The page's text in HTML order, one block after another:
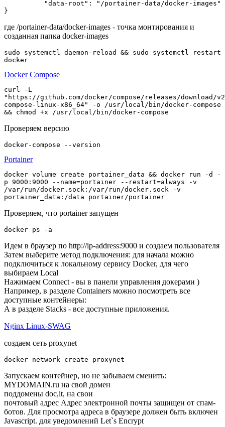
где /portainer-data/docker-images - точка монтирования и
созданная папка docker-images
sudo systemctl daemon-reload && sudo systemctl restart
Docker Compose
curl -L
"https://github.com/docker/compose/releases/download/
compose-linux-x86_64" -o /usr/local/bin/docker-compose
Проверяем версию
Portainer
docker volume create portainer_data && docker run -d -
p 9000:9000 --name=portainer --restart=always -v
/var/run/docker.sock:/var/run/docker.sock -v
Проверяем, что portainer запущен
Идем в браузер по http://ip-address:9000 и создаем пользователя
Затем выберите метод подключения: для начала можно
подключиться к локальному сервису Docker, для чего
выбираем Local
Нажимаем Connect - вы в панели управления докерами )
Например, в разделе Containers можно посмотреть все
доступные контейнеры:
А в разделе Stacks - все доступные приложения.
Nginx Linux-SWAG
создаем сеть proxynet
Запускаем контейнер, но не забываем сменить:
MYDOMAIN.ru на свой домен
поддомены doc,it, на свои
почтовый адрес Адрес электронной почты защищен от спам-
ботов. Для просмотра адреса в браузере должен быть включен
Javascript. для уведомлений Let`s Encrypt